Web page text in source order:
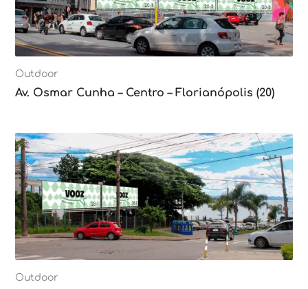
Outdoor
Av. Osmar Cunha – Centro – Florianópolis (20)
Outdoor